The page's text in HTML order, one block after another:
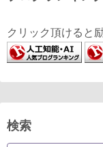
クリック頂けると
検索